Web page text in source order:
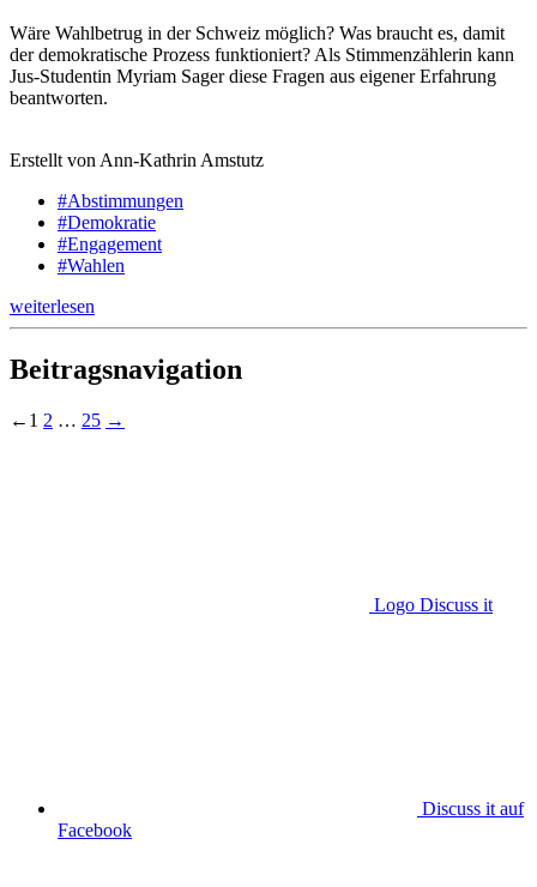
Wäre Wahlbetrug in der Schweiz möglich? Was braucht es, damit
der demokratische Prozess funktioniert? Als Stimmenzählerin kann
Jus-Studentin Myriam Sager diese Fragen aus eigener Erfahrung
beantworten.
Erstellt von Ann-Kathrin Amstutz
#Abstimmungen
#Demokratie
#Engagement
#Wahlen
weiterlesen
Beitragsnavigation
← 1 2 … 25 →
Logo Discuss it
Discuss it auf
Facebook